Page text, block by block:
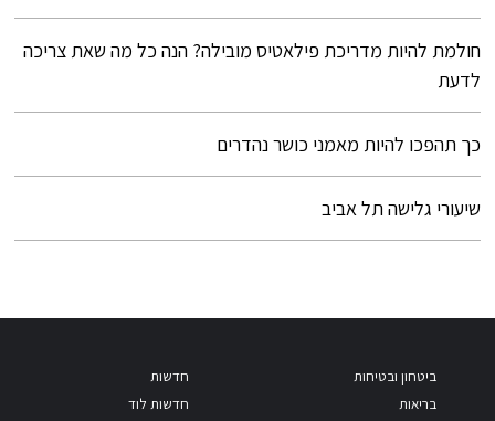
חולמת להיות מדריכת פילאטיס מובילה? הנה כל מה שאת צריכה
לדעת
כך תהפכו להיות מאמני כושר נהדרים
שיעורי גלישה תל אביב
ביטחון ובטיחות
בריאות
חדשות
חדשות לוד